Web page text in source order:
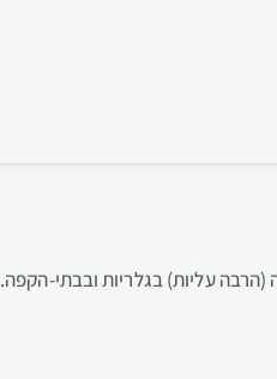
(הרבה עליות) בגלריות ובבתי-הקפה.